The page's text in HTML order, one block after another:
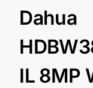
Dahua
IL 8MP